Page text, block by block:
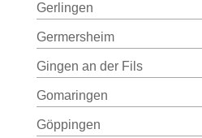
Gerlingen
Germersheim
Gingen an der Fils
Gomaringen
Göppingen